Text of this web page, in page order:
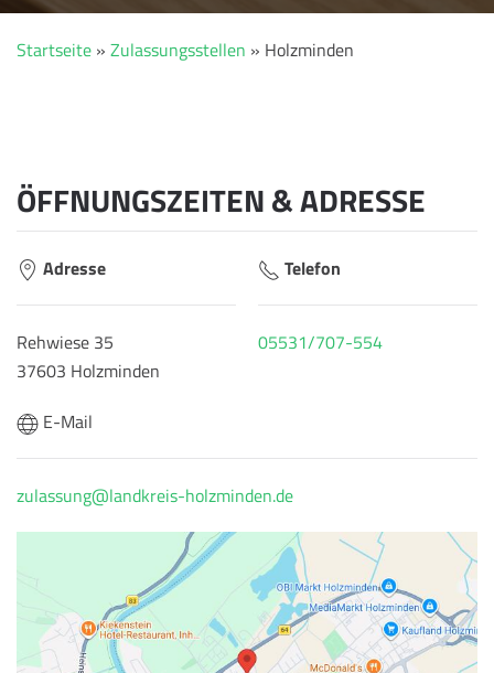
Startseite » Zulassungsstellen » Holzminden
ÖFFNUNGSZEITEN & ADRESSE
Adresse
Rehwiese 35
37603 Holzminden
Telefon
05531/707-554
E-Mail
zulassung@landkreis-holzminden.de